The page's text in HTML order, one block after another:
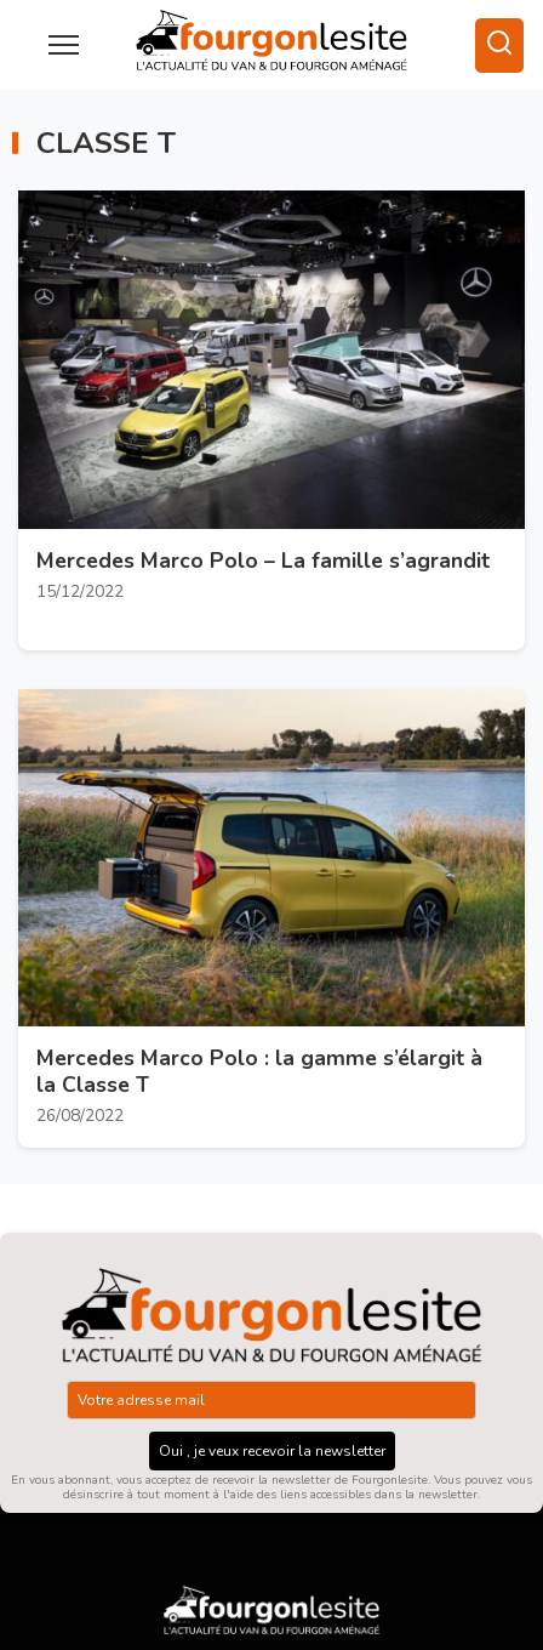
CLASSE T
Mercedes Marco Polo – La famille s’agrandit
15/12/2022
Mercedes Marco Polo : la gamme s’élargit à
la Classe T
26/08/2022
Oui , je veux recevoir la newsletter
En vous abonnant, vous acceptez de recevoir la newsletter de Fourgonlesite. Vous pouvez vous
désinscrire à tout moment à l'aide des liens accessibles dans la newsletter.